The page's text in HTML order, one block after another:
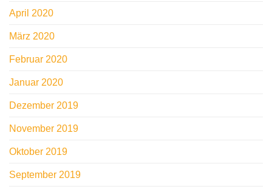
April 2020
März 2020
Februar 2020
Januar 2020
Dezember 2019
November 2019
Oktober 2019
September 2019